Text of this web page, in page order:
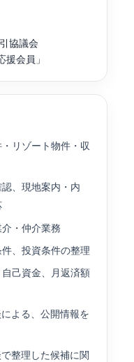
協議会
会員」
リゾート物件・収
、現地案内・内
・仲介業務
、投資条件の整理
己資金、月返済額
よる、公開情報を
整理した候補に関